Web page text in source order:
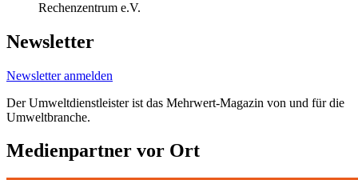
Rechenzentrum e.V.
Newsletter
Newsletter anmelden
Der Umweltdienstleister ist das Mehrwert-Magazin von und für die
Umweltbranche.
Medienpartner vor Ort